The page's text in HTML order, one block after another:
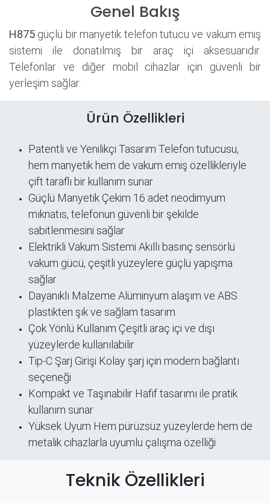
Genel Bakış
H875 güçlü bir manyetik telefon tutucu ve vakum emiş
sistemi ile donatılmış bir araç içi aksesuarıdır.
Telefonlar ve diğer mobil cihazlar için güvenli bir
yerleşim sağlar.
Ürün Özellikleri
Patentli ve Yenilikçi Tasarım Telefon tutucusu,
hem manyetik hem de vakum emiş özellikleriyle
çift taraflı bir kullanım sunar
Güçlü Manyetik Çekim 16 adet neodimyum
mıknatıs, telefonun güvenli bir şekilde
sabitlenmesini sağlar
Elektrikli Vakum Sistemi Akıllı basınç sensörlü
vakum gücü, çeşitli yüzeylere güçlü yapışma
sağlar
Dayanıklı Malzeme Alüminyum alaşım ve ABS
plastikten şık ve sağlam tasarım
Çok Yönlü Kullanım Çeşitli araç içi ve dışı
yüzeylerde kullanılabilir
Tip-C Şarj Girişi Kolay şarj için modern bağlantı
seçeneği
Kompakt ve Taşınabilir Hafif tasarımı ile pratik
kullanım sunar
Yüksek Uyum Hem pürüzsüz yüzeylerde hem de
metalik cihazlarla uyumlu çalışma özelliği​
Teknik Özellikleri